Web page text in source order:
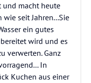
und macht heute
seit Jahren...Sie
ein gutes
wird und es
verwerten. Ganz
In
Kuchen aus einer